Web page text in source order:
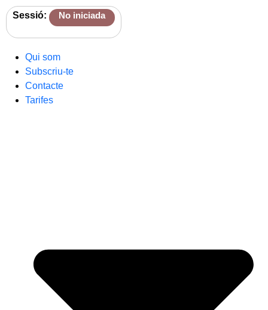
Sessió: No iniciada
Qui som
Subscriu-te
Contacte
Tarifes